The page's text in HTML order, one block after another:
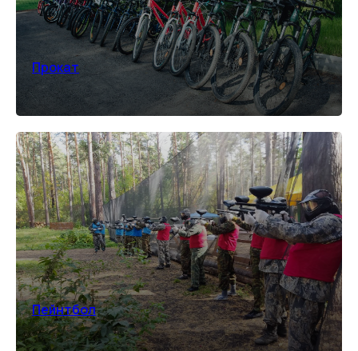
Прокат
Пейнтбол